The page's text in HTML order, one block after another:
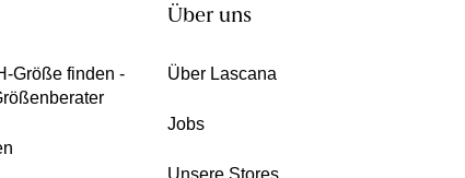
Größe finden -
Über uns
Über Lascana
Jobs